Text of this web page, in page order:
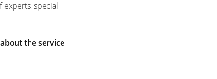
experts, special
the service